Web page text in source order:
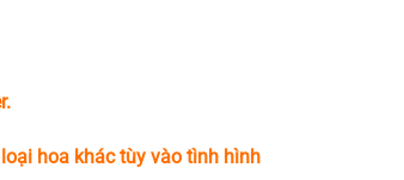
hoa khác tùy vào tình hình